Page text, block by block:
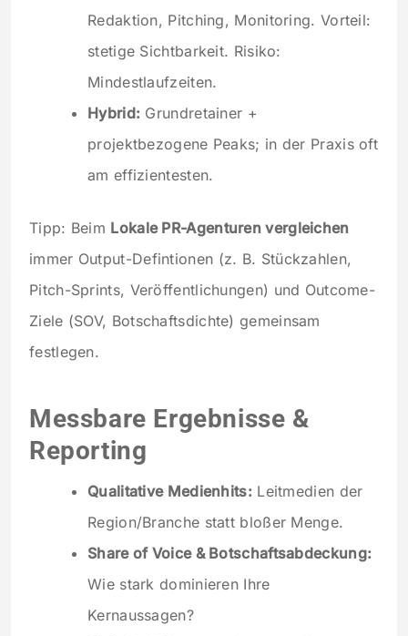
Redaktion, Pitching, Monitoring. Vorteil:
stetige Sichtbarkeit. Risiko:
Mindestlaufzeiten.
Hybrid: Grundretainer +
projektbezogene Peaks; in der Praxis oft
am effizientesten.
Tipp: Beim Lokale PR-Agenturen vergleichen
immer Output-Defintionen (z. B. Stückzahlen,
Pitch-Sprints, Veröffentlichungen) und Outcome-
Ziele (SOV, Botschaftsdichte) gemeinsam
festlegen.
Messbare Ergebnisse &
Reporting
Qualitative Medienhits:Leitmedien der
Region/Branche statt bloßer Menge.
Share of Voice & Botschaftsabdeckung:
Wie stark dominieren Ihre
Kernaussagen?